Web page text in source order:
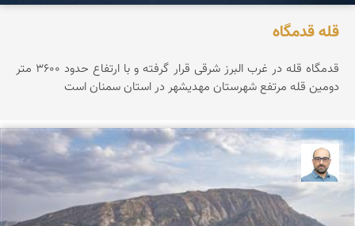
قله قدمگاه
قدمگاه قله در غرب البرز شرقی قرار گرفته و با ارتفاع حدود ۳۶0۰ متر
دومین قله مرتفع شهرستان مهدیشهر در استان سمنان است